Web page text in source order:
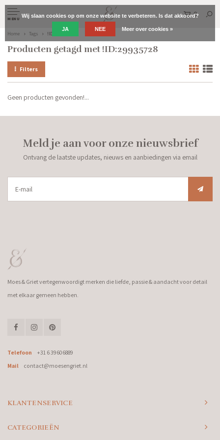
MENU
0
Home Tags !ID:29935728
Producten getagd met !ID:29935728
Filters
Geen producten gevonden!...
Meld je aan voor onze nieuwsbrief
Ontvang de laatste updates, nieuws en aanbiedingen via email
Moes & Griet vertegenwoordigt merken die liefde, passie & aandacht voor detail
met elkaar gemeen hebben.
Telefoon
+31 6 39606889
Mail
contact@moesengriet.nl
KLANTENSERVICE
CATEGORIEËN
Wij slaan cookies op om onze website te verbeteren. Is dat akkoord?
JA NEE Meer over cookies »